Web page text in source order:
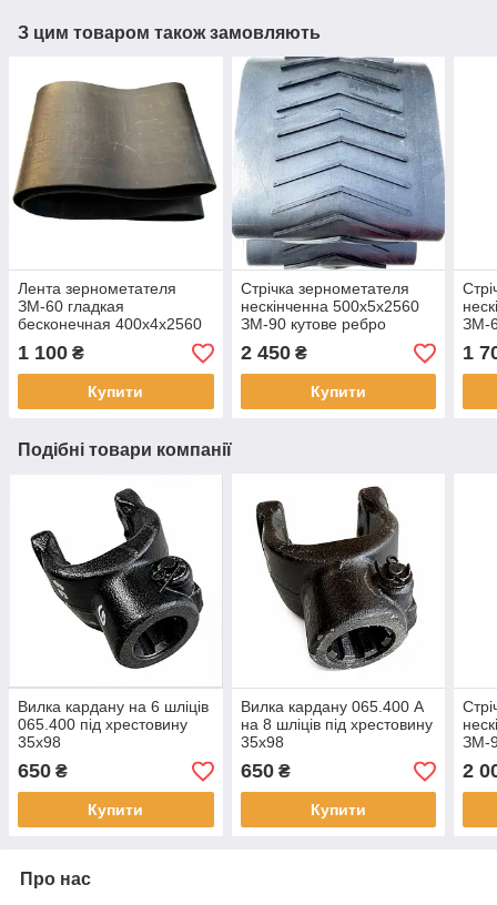
З цим товаром також замовляють
Лента зернометателя
ЗМ-60 гладкая
бесконечная 400х4х2560
1 100 ₴
Купити
Стрічка зернометателя
нескінченна 500х5х2560
ЗМ-90 кутове ребро
(ялинка)
2 450₴
Купити
ЗМ-
1
Подібні товари компанії
Вилка кардану на 6 шліців
065.400 під хрестовину
35х98
650 ₴
Купити
Вилка кардану 065.400 А
на 8 шліців під хрестовину
35х98
650₴
Купити
ЗМ-
2
Про нас